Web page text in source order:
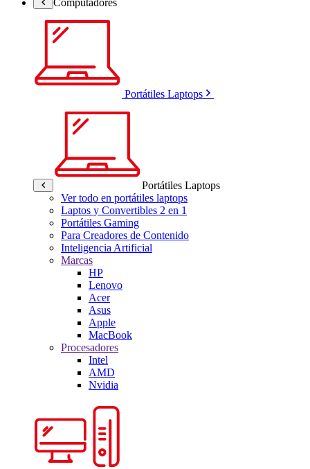
Portátiles Laptops
Portátiles Laptops
Ver todo en portátiles laptops
Laptos y Convertibles 2 en 1
Portátiles Gaming
Para Creadores de Contenido
Inteligencia Artificial
Marcas
HP
Lenovo
Acer
Asus
Apple
MacBook
Procesadores
Intel
AMD
Nvidia